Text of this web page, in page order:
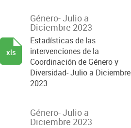
Género- Julio a
Diciembre 2023
Estadísticas de las
intervenciones de la
Coordinación de Género y
Diversidad- Julio a Diciembre
2023
xls
Género- Julio a
Diciembre 2023